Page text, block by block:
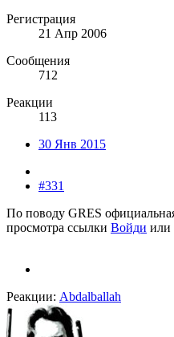
Регистрация
21 Апр 2006
Сообщения
712
Реакции
113
30 Янв 2015
#331
По поводу GRES
просмотра ссылки Войди или
Реакции: Abdalballah